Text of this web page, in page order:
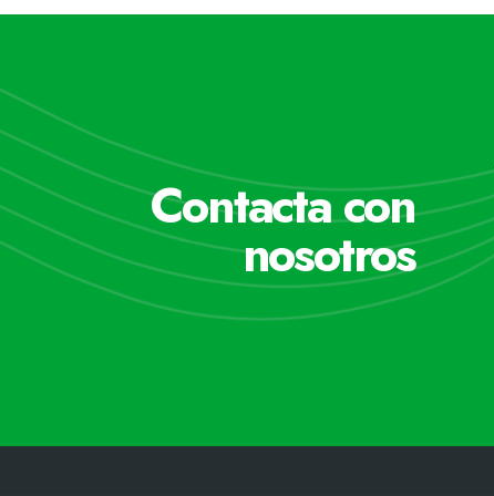
Contacta con
nosotros